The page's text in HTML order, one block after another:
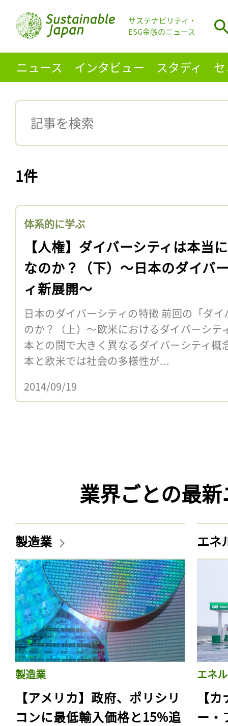
サステナビリティ・
ESG金融のニュース
ニュース インタビュー スタディ
1件
体系的に学ぶ
【人権】ダイバーシティは本当
なのか？（下）〜日本のダイバ
ィ新展開〜
日本のダイバーシティの特徴 前回の「ダ
のか？（上）〜欧米におけるダイバーシテ
本との間で大きく異なるダイバーシティ概
本と欧米では社会の多様性が...
2014/09/19
業界ごとの最
製造業
製造業
【アメリカ】政府、ポリシリ
コンに最低輸入価格と15%追
エネ
エネ
【
ー・